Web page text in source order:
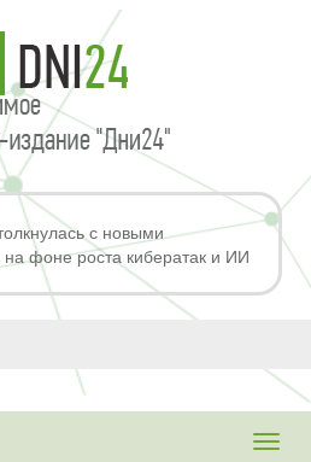
с новыми
фоне роста кибератак и ИИ
Toggle